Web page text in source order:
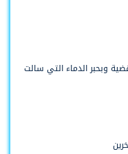
وبحبر الدماء التي سالت